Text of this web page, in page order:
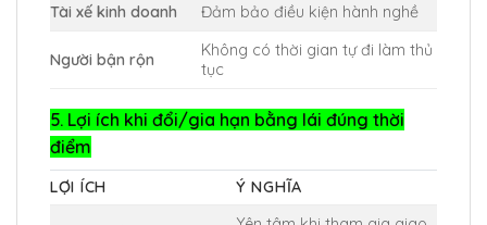
Tài xế kinh doanh
Đảm bảo điều kiện hành nghề
Người bận rộn
Không có thời gian tự đi làm thủ
tục
5. Lợi ích khi đổi/gia hạn bằng lái đúng thời
điểm
LỢI ÍCH Ý NGHĨA